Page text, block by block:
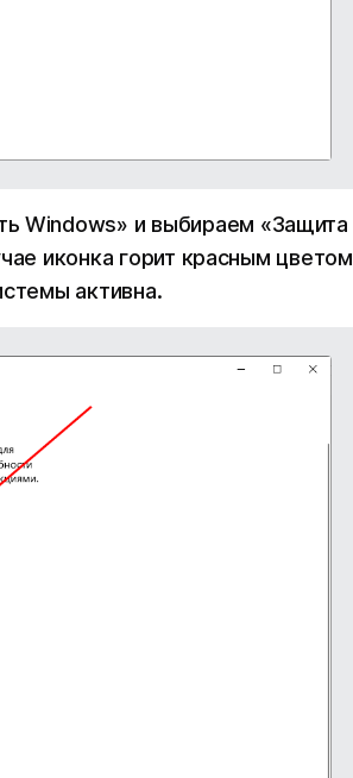
Windows» и выбираем «Защита
иконка горит красным цветом
активна.